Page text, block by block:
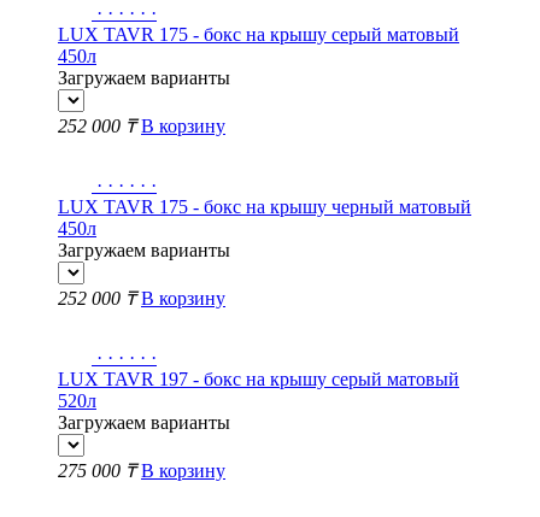
· · · · · ·
LUX TAVR 175 - бокс на крышу серый матовый
450л
Загружаем варианты
252 000 ₸ В корзину
· · · · · ·
LUX TAVR 175 - бокс на крышу черный матовый
450л
Загружаем варианты
252 000 ₸ В корзину
· · · · · ·
LUX TAVR 197 - бокс на крышу серый матовый
520л
Загружаем варианты
275 000 ₸ В корзину